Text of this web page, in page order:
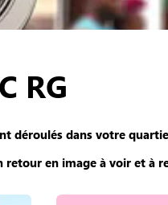
RG
déroulés dans votre
retour en image à voir et à